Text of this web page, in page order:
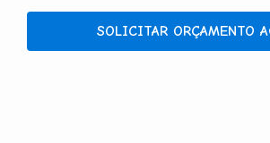
SOLICITAR ORÇAMENTO